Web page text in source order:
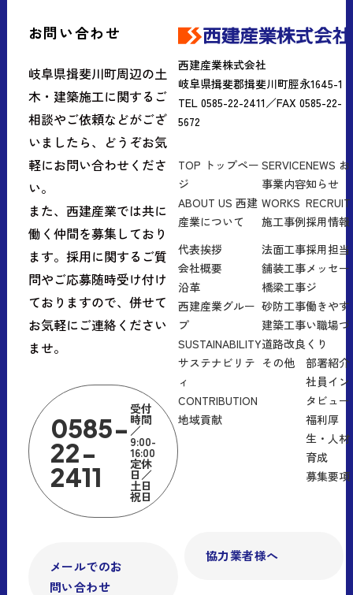
お問い合わせ
岐阜県揖斐川町周辺の土
木・建築施工に関するご
相談やご依頼などがござ
いましたら、どうぞお気
軽にお問い合わせくださ
い。
また、西建産業では共に
働く仲間を募集しており
ます。採用に関するご質
問やご応募随時受け付け
ておりますので、併せて
お気軽にご連絡ください
ませ。
0585-
22-
2411
受付
時間
／
9:00-
16:00
定休
日／
土日
祝日
メールでのお
問い合わせ
西建産業株式会社
岐阜県揖斐郡揖斐川町脛永1645-1
TEL 0585-22-2411／FAX 0585-22-
5672
TOP トップペー
ジ
ABOUT US 西建
産業について
代表挨拶
会社概要
沿革
西建産業グルー
プ
SUSTAINABILITY
サステナビリテ
ィ
CONTRIBUTION
地域貢献
SERVICE
事業内容
WORKS
施工事例
法面工事
舗装工事
橋梁工事
砂防工事
建築工事
道路改良
その他
NEWS お
知らせ
RECRUIT
採用情報
採用担当
メッセー
ジ
働きやす
い職場づ
くり
部署紹介
社員イン
タビュー
福利厚
生・人材
育成
募集要項
協力業者様へ